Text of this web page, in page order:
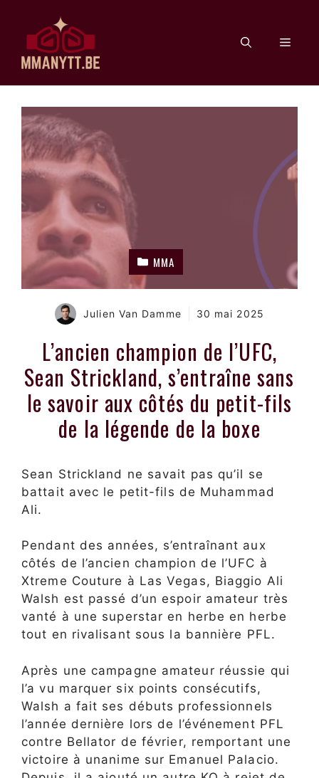
contenu
MMA
Julien Van Damme 30 mai 2025
L’ancien champion de l’UFC,
Sean Strickland, s’entraîne sans
le savoir aux côtés du petit-fils
de la légende de la boxe
Sean Strickland ne savait pas qu’il se
battait avec le petit-fils de Muhammad
Ali.
Pendant des années, s’entraînant aux
côtés de l’ancien champion de l’UFC à
Xtreme Couture à Las Vegas, Biaggio Ali
Walsh est passé d’un espoir amateur très
vanté à une superstar en herbe en herbe
tout en rivalisant sous la bannière PFL.
Après une campagne amateur réussie qui
l’a vu marquer six points consécutifs,
Walsh a fait ses débuts professionnels
l’année dernière lors de l’événement PFL
contre Bellator de février, remportant une
victoire à unanime sur Emanuel Palacio.